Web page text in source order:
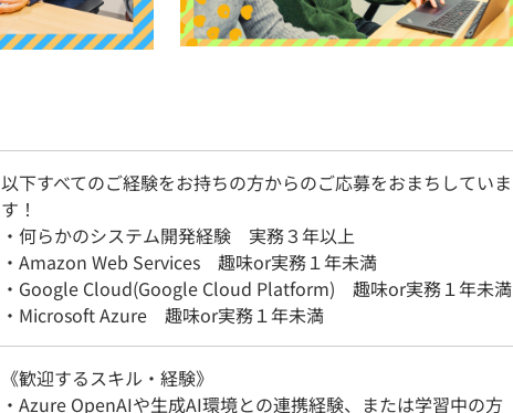
以下すべてのご経験をお持ちの方からのご応募をおまちしていま
す！
・何らかのシステム開発経験 実務３年以上
・Amazon Web Services 趣味or実務１年未満
・Google Cloud(Google Cloud Platform) 趣味or実務１年未満
・Microsoft Azure 趣味or実務１年未満
《歓迎するスキル・経験》
・Azure OpenAIや生成AI環境との連携経験、または学習中の方